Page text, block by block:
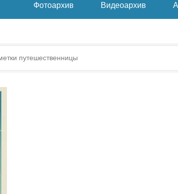
Фотоархив Видеоархив
путешественницы